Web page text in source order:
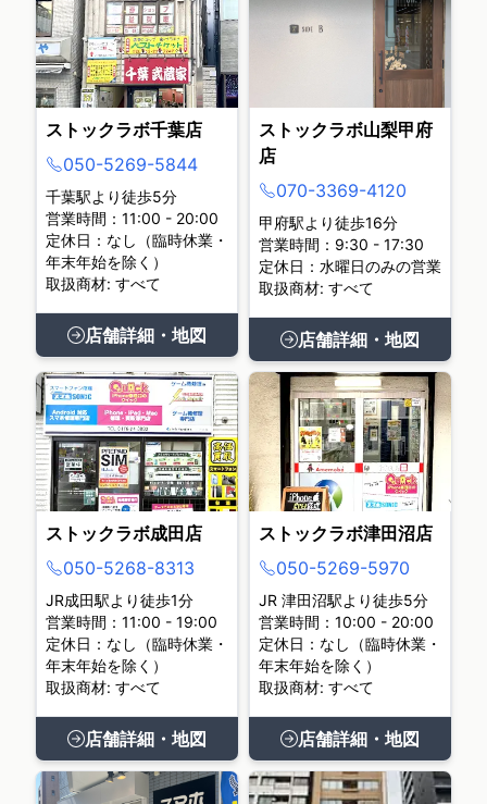
ストックラボ千葉店
050-5269-5844
千葉駅より徒歩5分
営業時間：11:00 - 20:00
定休日：なし（臨時休業・
年末年始を除く）
取扱商材: すべて
店舗詳細・地図
ストックラボ山梨甲府
店
070-3369-4120
甲府駅より徒歩16分
営業時間：9:30 - 17:30
定休日：水曜日のみの営業
取扱商材: すべて
店舗詳細・地図
ストックラボ成田店
050-5268-8313
JR成田駅より徒歩1分
営業時間：11:00 - 19:00
定休日：なし（臨時休業・
年末年始を除く）
取扱商材: すべて
店舗詳細・地図
ストックラボ津田沼店
050-5269-5970
JR 津田沼駅より徒歩5分
営業時間：10:00 - 20:00
定休日：なし（臨時休業・
年末年始を除く）
取扱商材: すべて
店舗詳細・地図